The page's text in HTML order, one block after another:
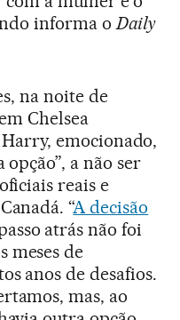
informa oDaily
na noite de
Chelsea
emocionado,
a não ser
reais e
“A decisão
atrás não foi
meses de
anos de desafios.
mas, ao